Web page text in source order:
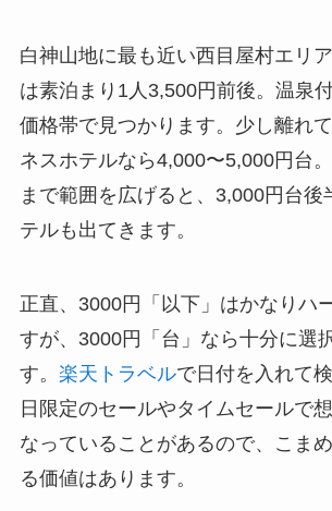
白神山地に最も近い西目屋村エリ
は素泊まり1人3,500円前後。温泉
価格帯で見つかります。少し離れ
ネスホテルなら4,000〜5,000円台
まで範囲を広げると、3,000円台後
テルも出てきます。
正直、3000円「以下」はかなりハ
すが、3000円「台」なら十分に選
す。 楽天トラベルで日付を入れて
日限定のセールやタイムセールで
なっていることがあるので、こま
る価値はあります。